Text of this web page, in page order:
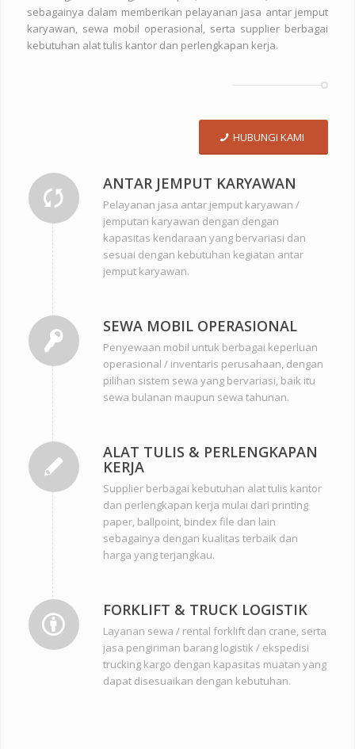
sebagainya dalam memberikan pelayanan jasa antar jemput
karyawan, sewa mobil operasional, serta supplier berbagai
kebutuhan alat tulis kantor dan perlengkapan kerja.
HUBUNGI KAMI
ANTAR JEMPUT KARYAWAN
Pelayanan jasa antar jemput karyawan /
jemputan karyawan dengan dengan
kapasitas kendaraan yang bervariasi dan
sesuai dengan kebutuhan kegiatan antar
jemput karyawan.
SEWA MOBIL OPERASIONAL
Penyewaan mobil untuk berbagai keperluan
operasional / inventaris perusahaan, dengan
pilihan sistem sewa yang bervariasi, baik itu
sewa bulanan maupun sewa tahunan.
ALAT TULIS & PERLENGKAPAN
KERJA
Supplier berbagai kebutuhan alat tulis kantor
dan perlengkapan kerja mulai dari printing
paper, ballpoint, bindex file dan lain
sebagainya dengan kualitas terbaik dan
harga yang terjangkau.
FORKLIFT & TRUCK LOGISTIK
Layanan sewa / rental forklift dan crane, serta
jasa pengiriman barang logistik / ekspedisi
trucking kargo dengan kapasitas muatan yang
dapat disesuaikan dengan kebutuhan.